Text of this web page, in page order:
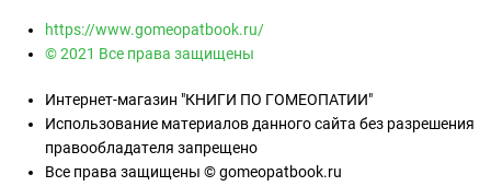
https://www.gomeopatbook.ru/
© 2021 Все права защищены
Интернет-магазин "КНИГИ ПО ГОМЕОПАТИИ"
Использование материалов данного сайта без разрешения
правообладателя запрещено
Все права защищены © gomeopatbook.ru